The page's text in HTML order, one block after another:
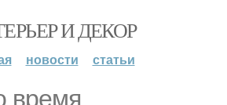
И ДЕКОР
новости статьи
время